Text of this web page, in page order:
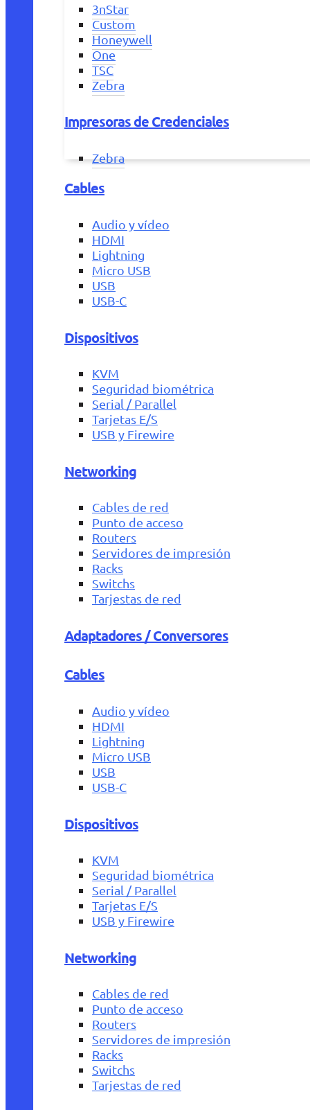
3nStar
Custom
Honeywell
One
TSC
Zebra
Impresoras de Credenciales
Zebra
Cables
Audio y vídeo
HDMI
Lightning
Micro USB
USB
USB-C
Dispositivos
KVM
Seguridad biométrica
Serial / Parallel
Tarjetas E/S
USB y Firewire
Networking
Cables de red
Punto de acceso
Routers
Servidores de impresión
Racks
Switchs
Tarjestas de red
Adaptadores / Conversores
Cables
Audio y vídeo
HDMI
Lightning
Micro USB
USB
USB-C
Dispositivos
KVM
Seguridad biométrica
Serial / Parallel
Tarjetas E/S
USB y Firewire
Networking
Cables de red
Punto de acceso
Routers
Servidores de impresión
Racks
Switchs
Tarjestas de red